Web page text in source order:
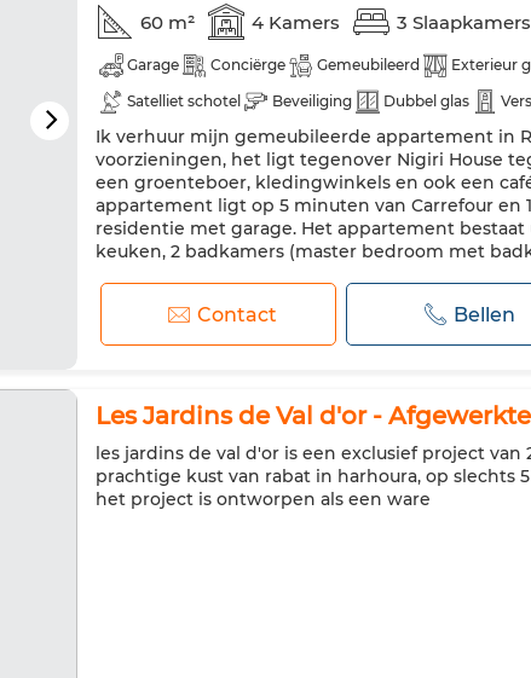
60 m² 4 Kamers 3 Slaapkamers
Garage Conciërge Gemeubileerd Exterieur
Satelliet schotel
Beveiliging Dubbel glas
Koelkast
Oven Vaatwasser Internet
Ik verhuur mijn gemeubileerde appartement in
voorzieningen, het ligt tegenover Nigiri House
een groenteboer, kledingwinkels en ook een
appartement ligt op 5 minuten van Carrefour en
residentie met garage. Het appartement bestaat
keuken, 2 badkamers (master bedroom met
Contact Bellen
Les Jardins de Val d'or -
les jardins de val d'or is een exclusief project van
prachtige kust van rabat in harhoura, op slechts
het project is ontworpen als een ware